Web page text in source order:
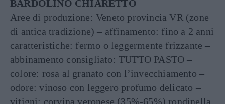
BARDOLINO CHIARETTO
Aree di produzione: Veneto provincia VR (zone
di antica tradizione) – affinamento: fino a 2 anni
caratteristiche: fermo o leggermente frizzante –
abbinamento consigliato: TUTTO PASTO –
colore: rosa al granato con l’invecchiamento –
odore: vinoso con leggero profumo delicato –
vitigni: corvina veronese (35%-65%) rondinella